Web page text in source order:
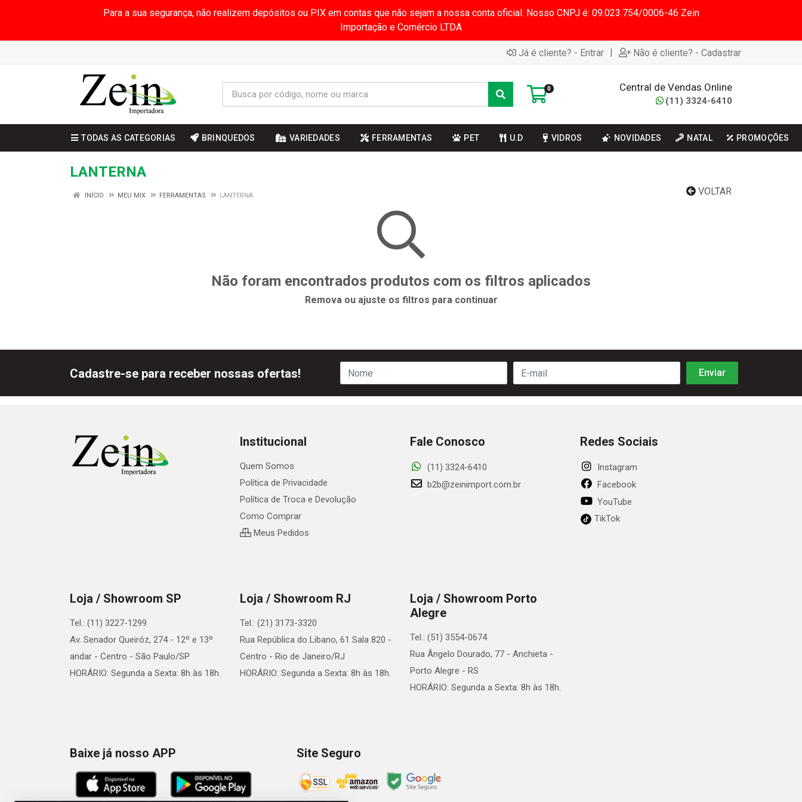
Para a sua segurança, não realizem depósitos ou PIX em contas que não sejam a nossa conta oficial. Nosso CNPJ é: 09.023.754/0006-46 Zein
Importação e Comércio LTDA
Já é cliente? - Entrar | Não é cliente? - Cadastrar
0 Central de Vendas Online
(11) 3324-6410
TODAS AS CATEGORIAS BRINQUEDOS VARIEDADES FERRAMENTAS PET U.D VIDROS NOVIDADES NATAL PROMOÇÕES
LANTERNA
VOLTAR
INÍCIO MEU MIX FERRAMENTAS LANTERNA
Não foram encontrados produtos com os filtros aplicados
Remova ou ajuste os filtros para continuar
Cadastre-se para receber nossas ofertas!
Institucional
Quem Somos
Política de Privacidade
Política de Troca e Devolução
Como Comprar
Meus Pedidos
Fale Conosco
(11) 3324-6410
b2b@zeinimport.com.br
Redes Sociais
Instagram
Facebook
YouTube
TikTok
Loja / Showroom SP
Tel.: (11) 3227-1299
Av. Senador Queiróz, 274 - 12º e 13º
andar - Centro - São Paulo/SP
HORÁRIO: Segunda a Sexta: 8h às 18h.
Loja / Showroom RJ
Tel.: (21) 3173-3320
Rua República do Libano, 61 Sala 820 -
Centro - Rio de Janeiro/RJ
HORÁRIO: Segunda a Sexta: 8h às 18h.
Loja / Showroom Porto
Alegre
Tel.: (51) 3554-0674
Rua Ângelo Dourado, 77 - Anchieta -
Porto Alegre - RS
HORÁRIO: Segunda a Sexta: 8h às 18h.
Baixe já nosso APP Site Seguro